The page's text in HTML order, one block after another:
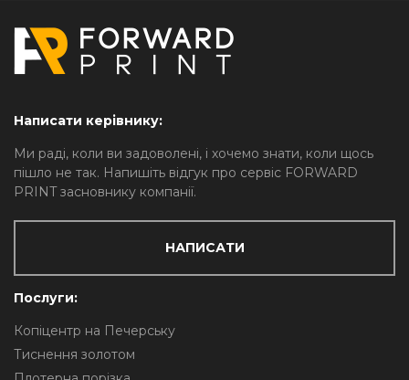
Написати керівнику:
Ми раді, коли ви задоволені, і хочемо знати, коли щось
пішло не так. Напишіть відгук про сервіс FORWARD
PRINT засновнику компанії.
НАПИСАТИ
Послуги:
Копіцентр на Печерську
Тиснення золотом